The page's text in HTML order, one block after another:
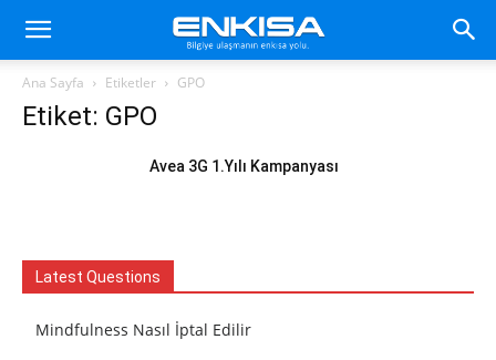
Ana Sayfa Etiketler GPO
Etiket: GPO
Avea 3G 1.Yılı Kampanyası
Latest Questions
Mindfulness Nasıl İptal Edilir